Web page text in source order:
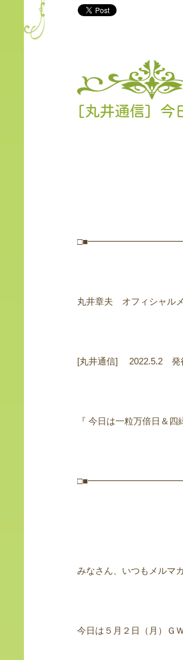
[丸井通信] 今
丸井章夫 オフィシャル
[丸井通信] 2022.5.2
『 今日は一粒万倍日＆四
みなさん、いつもメルマ
今日は５月２日（月）Ｇ